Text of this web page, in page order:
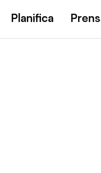
Planifica